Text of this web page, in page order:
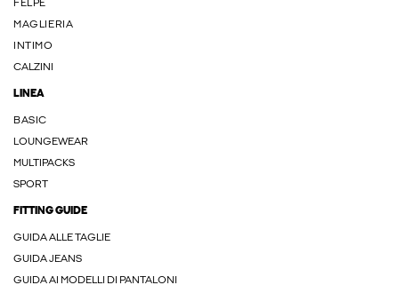
FELPE
MAGLIERIA
INTIMO
CALZINI
LINEA
BASIC
LOUNGEWEAR
MULTIPACKS
SPORT
FITTING GUIDE
GUIDA ALLE TAGLIE
GUIDA JEANS
GUIDA AI MODELLI DI PANTALONI